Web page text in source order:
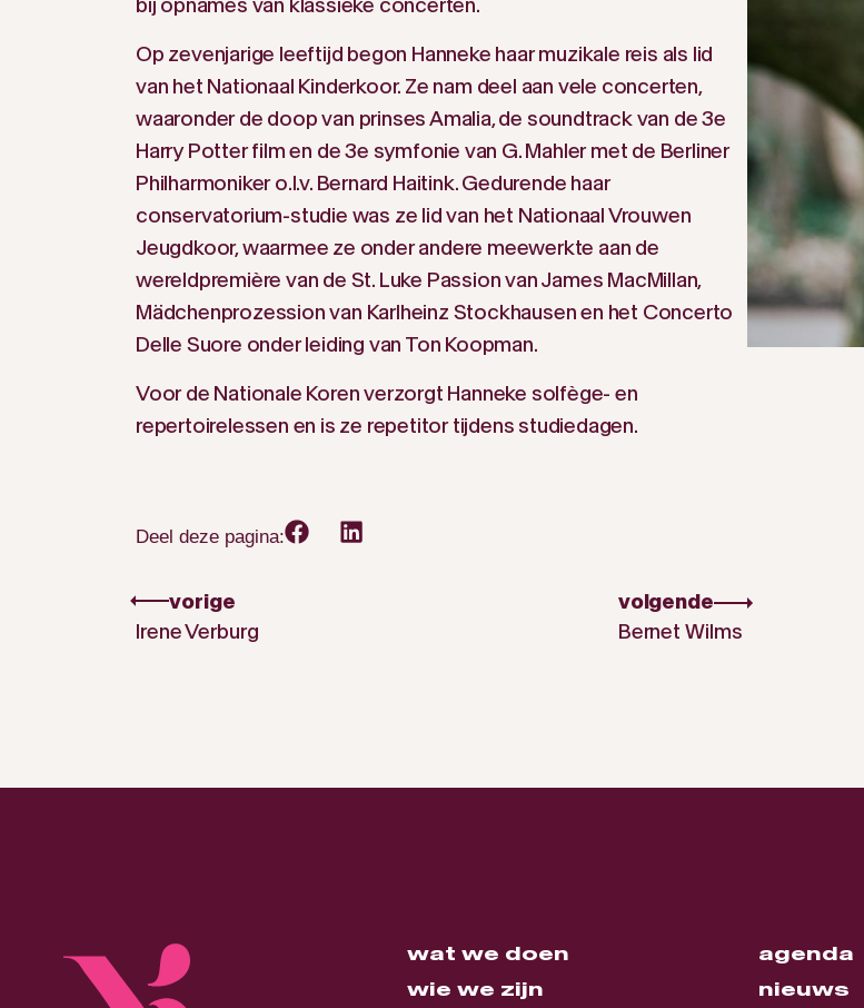
Op zevenjarige leeftijd begon Hanneke haar muzikale reis als lid
van het Nationaal Kinderkoor. Ze nam deel aan vele concerten,
waaronder de doop van prinses Amalia, de soundtrack van de 3e
Harry Potter film en de 3e symfonie van G. Mahler met de Berliner
Philharmoniker o.l.v. Bernard Haitink. Gedurende haar
conservatorium-studie was ze lid van het Nationaal Vrouwen
Jeugdkoor, waarmee ze onder andere meewerkte aan de
wereldpremière van de St. Luke Passion van James MacMillan,
Mädchenprozession van Karlheinz Stockhausen en het Concerto
Delle Suore onder leiding van Ton Koopman.
Voor de Nationale Koren verzorgt Hanneke solfège- en
repertoirelessen en is ze repetitor tijdens studiedagen.
Deel deze pagina:
vorige
Irene Verburg
volgende
Bernet Wilms
wat we doen
wie we zijn
agenda
nieuws